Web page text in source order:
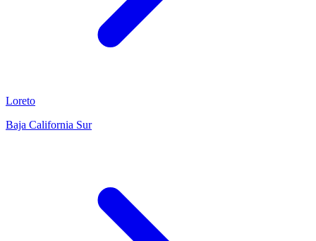
Loreto
Baja California Sur